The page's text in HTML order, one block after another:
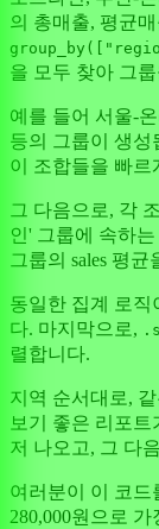
의 총매출, 평균
을 모두 찾아 그
예를 들어 서울-
등의 그룹이 생성
이 조합들을 빠르
그 다음으로, 각
인' 그룹에 속하
그룹의 sales 평
동일한 집계 로직
다. 마지막으로,
렬합니다.
지역 순서대로,
보기 좋은 리포
저 나오고, 그 다
여러분이 이 코
280,000원으로